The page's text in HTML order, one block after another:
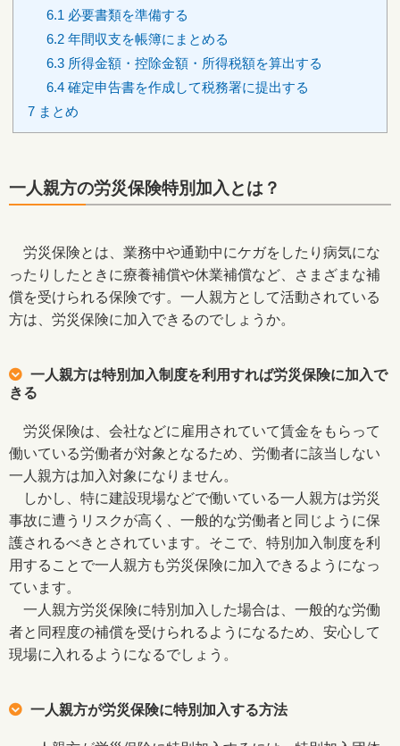
6.1 必要書類を準備する
6.2 年間収支を帳簿にまとめる
6.3 所得金額・控除金額・所得税額を算出する
6.4 確定申告書を作成して税務署に提出する
7 まとめ
一人親方の労災保険特別加入とは？
労災保険とは、業務中や通勤中にケガをしたり病気にな
ったりしたときに療養補償や休業補償など、さまざまな補
償を受けられる保険です。一人親方として活動されている
方は、労災保険に加入できるのでしょうか。
一人親方は特別加入制度を利用すれば労災保険に加入で
きる
労災保険は、会社などに雇用されていて賃金をもらって
働いている労働者が対象となるため、労働者に該当しない
一人親方は加入対象になりません。
しかし、特に建設現場などで働いている一人親方は労災
事故に遭うリスクが高く、一般的な労働者と同じように保
護されるべきとされています。そこで、特別加入制度を利
用することで一人親方も労災保険に加入できるようになっ
ています。
一人親方労災保険に特別加入した場合は、一般的な労働
者と同程度の補償を受けられるようになるため、安心して
現場に入れるようになるでしょう。
一人親方が労災保険に特別加入する方法